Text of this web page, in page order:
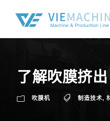
了解吹膜挤
吹膜机 制造技术,